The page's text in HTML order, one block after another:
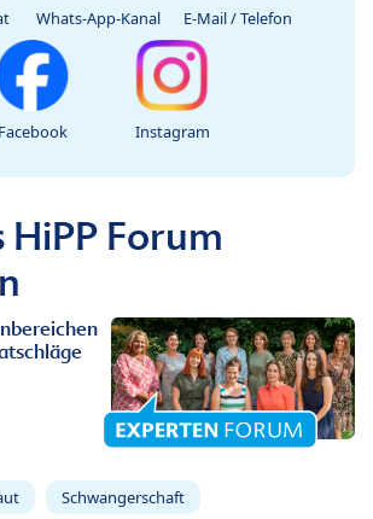
Whats-App-Kanal E-Mail / Telefon
Facebook Instagram
HiPP Forum
Schwangerschaft